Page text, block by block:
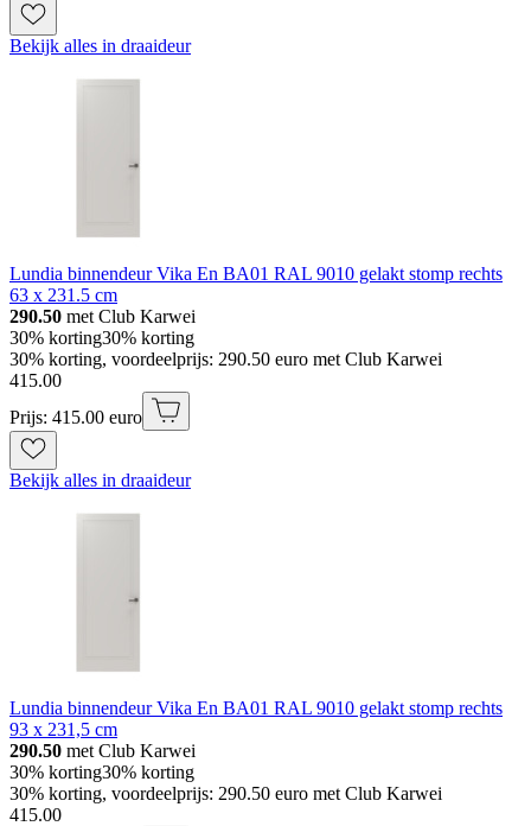
Bekijk alles in draaideur
Lundia binnendeur Vika En BA01 RAL 9010 gelakt stomp rechts
63 x 231.5 cm
290.50 met Club Karwei
30% korting30% korting
30% korting, voordeelprijs: 290.50 euro met Club Karwei
415.00
Prijs: 415.00 euro
Bekijk alles in draaideur
Lundia binnendeur Vika En BA01 RAL 9010 gelakt stomp rechts
93 x 231,5 cm
290.50 met Club Karwei
30% korting30% korting
30% korting, voordeelprijs: 290.50 euro met Club Karwei
415.00